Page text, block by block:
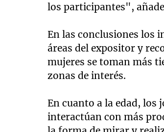
los participantes",
En las conclusiones los
áreas del expositor y
mujeres se toman más
zonas de interés.
En cuanto a la edad, los
interactúan con más